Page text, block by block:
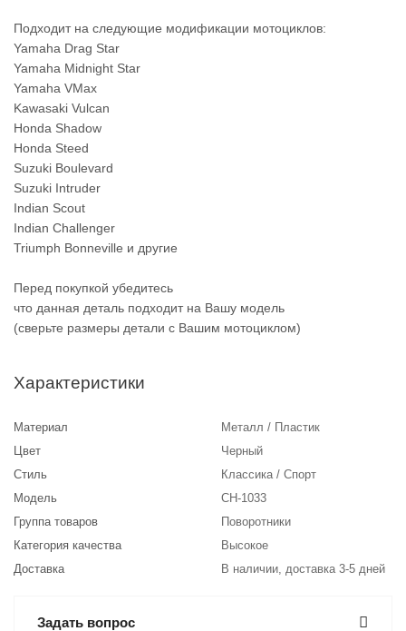
Подходит на следующие модификации мотоциклов:
Yamaha Drag Star
Yamaha Midnight Star
Yamaha VMax
Kawasaki Vulcan
Honda Shadow
Honda Steed
Suzuki Boulevard
Suzuki Intruder
Indian Scout
Indian Challenger
Triumph Bonneville и другие
Перед покупкой убедитесь
что данная деталь подходит на Вашу модель
(сверьте размеры детали с Вашим мотоциклом)
Характеристики
Материал
Металл / Пластик
Цвет
Черный
Стиль
Классика / Спорт
Модель
CH-1033
Группа товаров
Поворотники
Категория качества
Высокое
Доставка
В наличии, доставка 3-5 дней
Задать вопрос